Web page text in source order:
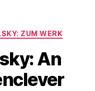
ZUM WERK
An